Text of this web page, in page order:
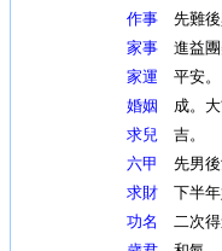
作事先難後
家事進益團
家運 平安。
婚姻 成。大
求兒吉。
六甲 先男後
求財下半年
功名 二次得